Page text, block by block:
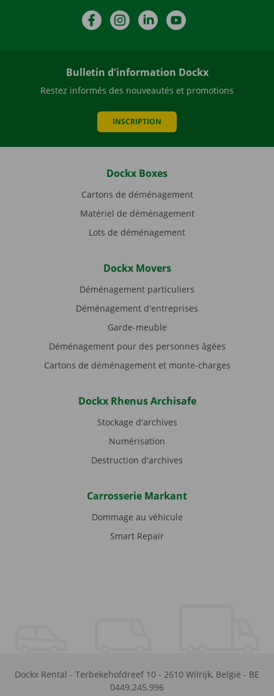
FacebookInstagramLinkedIn
Bulletin d'information Dockx
Restez informés des nouveautés et promotions
INSCRIPTION
Dockx Boxes
Cartons de déménagement
Matériel de déménagement
Lots de déménagement
Dockx Movers
Déménagement particuliers
Déménagement d'entreprises
Garde-meuble
Déménagement pour des personnes âgées
Cartons de déménagement et monte-charges
Dockx Rhenus Archisafe
Stockage d'archives
Numérisation
Destruction d'archives
Carrosserie Markant
Dommage au véhicule
Smart Repair
Dockx Rental - Terbekehofdreef 10 - 2610 Wilrijk, België - BE
0449.245.996